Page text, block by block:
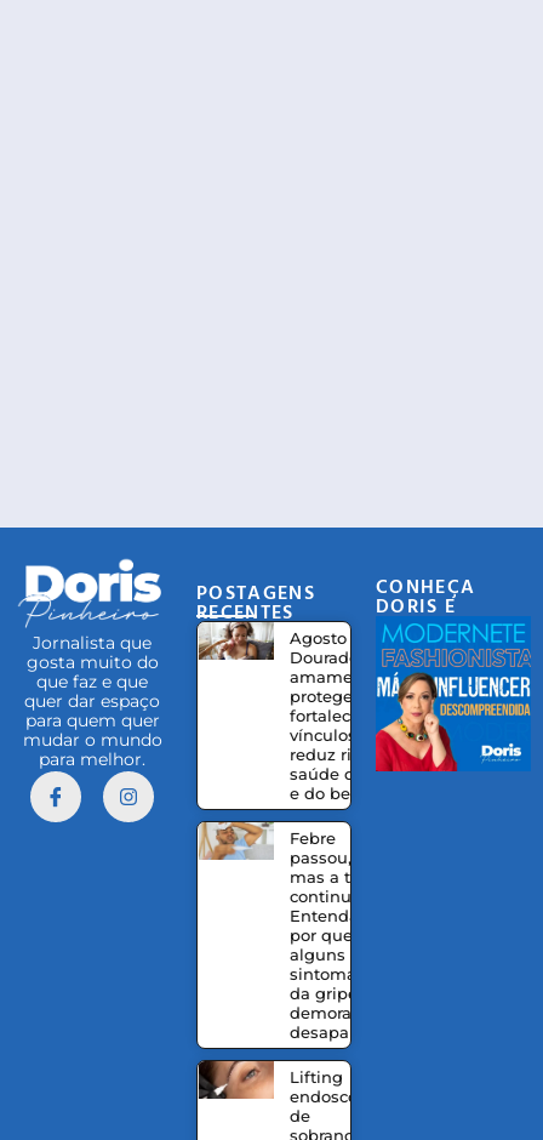
Jornalista que
gosta muito do
que faz e que
quer dar espaço
para quem quer
mudar o mundo
para melhor.
POSTAGENS
RECENTES
Agosto
Dourado:
amamentação
protege,
fortalece
vínculos e
reduz riscos à
saúde da mãe
e do bebê
Febre
passou,
mas a tosse
continua?
Entenda
por que
alguns
sintomas
da gripe
demoram a
desaparecer
Lifting
endoscópico
de
sobrancelhas
CONHEÇA
DORIS E
EQUIPE